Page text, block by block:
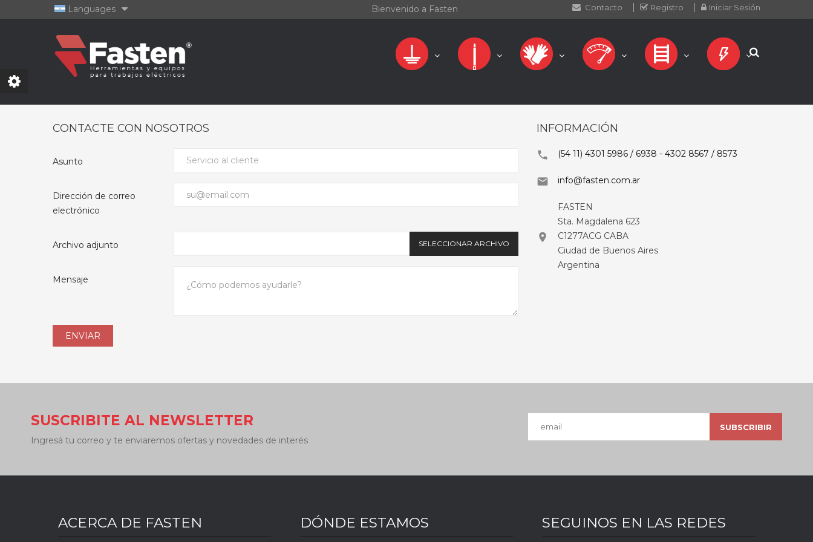
Languages Contacto Registro Iniciar Sesión
Bienvenido a Fasten
CONTACTE CON NOSOTROS
Asunto
Dirección de correo
electrónico
Archivo adjunto SELECCIONAR ARCHIVO
Mensaje
INFORMACIÓN
 (54 11) 4301 5986 / 6938 - 4302 8567 / 8573
 info@fasten.com.ar

FASTEN
Sta. Magdalena 623
C1277ACG CABA
Ciudad de Buenos Aires
Argentina
SUSCRIBITE AL NEWSLETTER
Ingresá tu correo y te enviaremos ofertas y novedades de interés
ACERCA DE FASTEN DÓNDE ESTAMOS SEGUINOS EN LAS REDES